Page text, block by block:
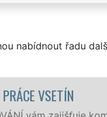
nabídnout řadu